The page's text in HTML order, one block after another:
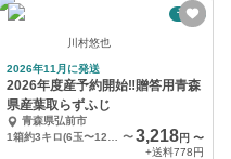
予約
川村悠也
2026年11月に発送
2026年度産予約開始‼️贈答用青森
県産葉取らずふじ
青森県弘前市
〜3,218円 〜
+送料778円